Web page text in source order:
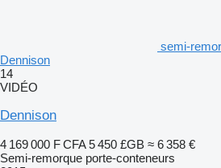
semi-
Dennison
14
VIDÉO
Dennison
4 169 000 F CFA 5 450 £GB ≈ 6 358 €
Semi-remorque porte-conteneurs